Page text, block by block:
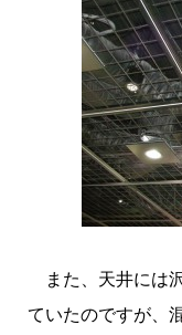
また、天井には
ていたのですが、